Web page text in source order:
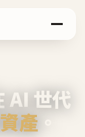
AI 世代
產 。